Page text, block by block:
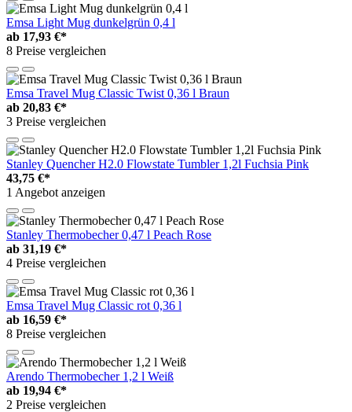
Emsa Light Mug dunkelgrün 0,4 l
ab 17,93 €*
8 Preise vergleichen
Emsa Travel Mug Classic Twist 0,36 l Braun
ab 20,83 €*
3 Preise vergleichen
Stanley Quencher H2.0 Flowstate Tumbler 1,2l Fuchsia Pink
43,75 €*
1 Angebot anzeigen
Stanley Thermobecher 0,47 l Peach Rose
ab 31,19 €*
4 Preise vergleichen
Emsa Travel Mug Classic rot 0,36 l
ab 16,59 €*
8 Preise vergleichen
Arendo Thermobecher 1,2 l Weiß
ab 19,94 €*
2 Preise vergleichen